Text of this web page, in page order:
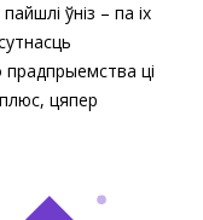
ўніз – па іх
прадпрыемства ці
цяпер